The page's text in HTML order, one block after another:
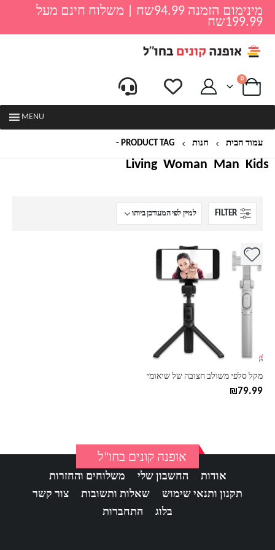
מינימום הזמנה 94.99שח | משלוח חינם מעל
199.99שח
0
MENU
עמוד הבית חנות PRODUCT TAG -
Kids
Man
Woman
Living
FILTER
מקל סלפי משולב חצובה של שיאומי
₪79.99
למוצר
מספר
סוגים.
ניתן
האפשרויות
בעמוד
אופנה קונים בחו"ל
אודות החשבון שלי
משלוחים והחזרות
תקנון ותנאי שימוש
שאלות ותשובות
צור קשר
בלוג
התחברות